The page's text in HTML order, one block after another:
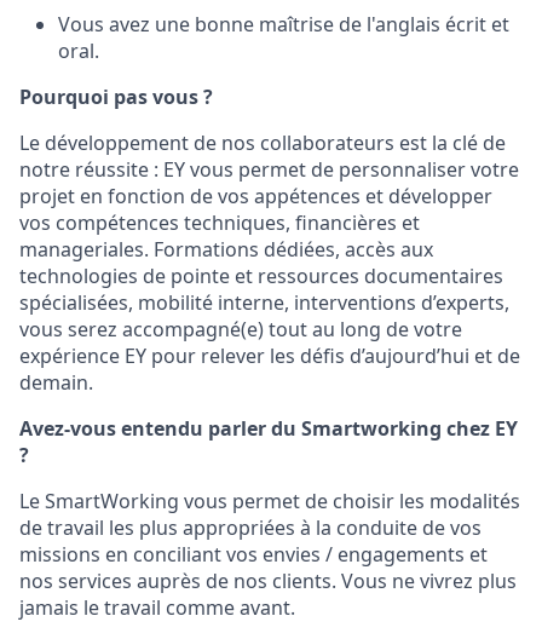
Vous avez une bonne maîtrise de l'anglais écrit et
oral.
Pourquoi pas vous ?
Le développement de nos collaborateurs est la clé de
notre réussite : EY vous permet de personnaliser votre
projet en fonction de vos appétences et développer
vos compétences techniques, financières et
manageriales. Formations dédiées, accès aux
technologies de pointe et ressources documentaires
spécialisées, mobilité interne, interventions d’experts,
vous serez accompagné(e) tout au long de votre
expérience EY pour relever les défis d’aujourd’hui et de
demain.
Avez-vous entendu parler du Smartworking chez EY
?
Le SmartWorking vous permet de choisir les modalités
de travail les plus appropriées à la conduite de vos
missions en conciliant vos envies / engagements et
nos services auprès de nos clients. Vous ne vivrez plus
jamais le travail comme avant.